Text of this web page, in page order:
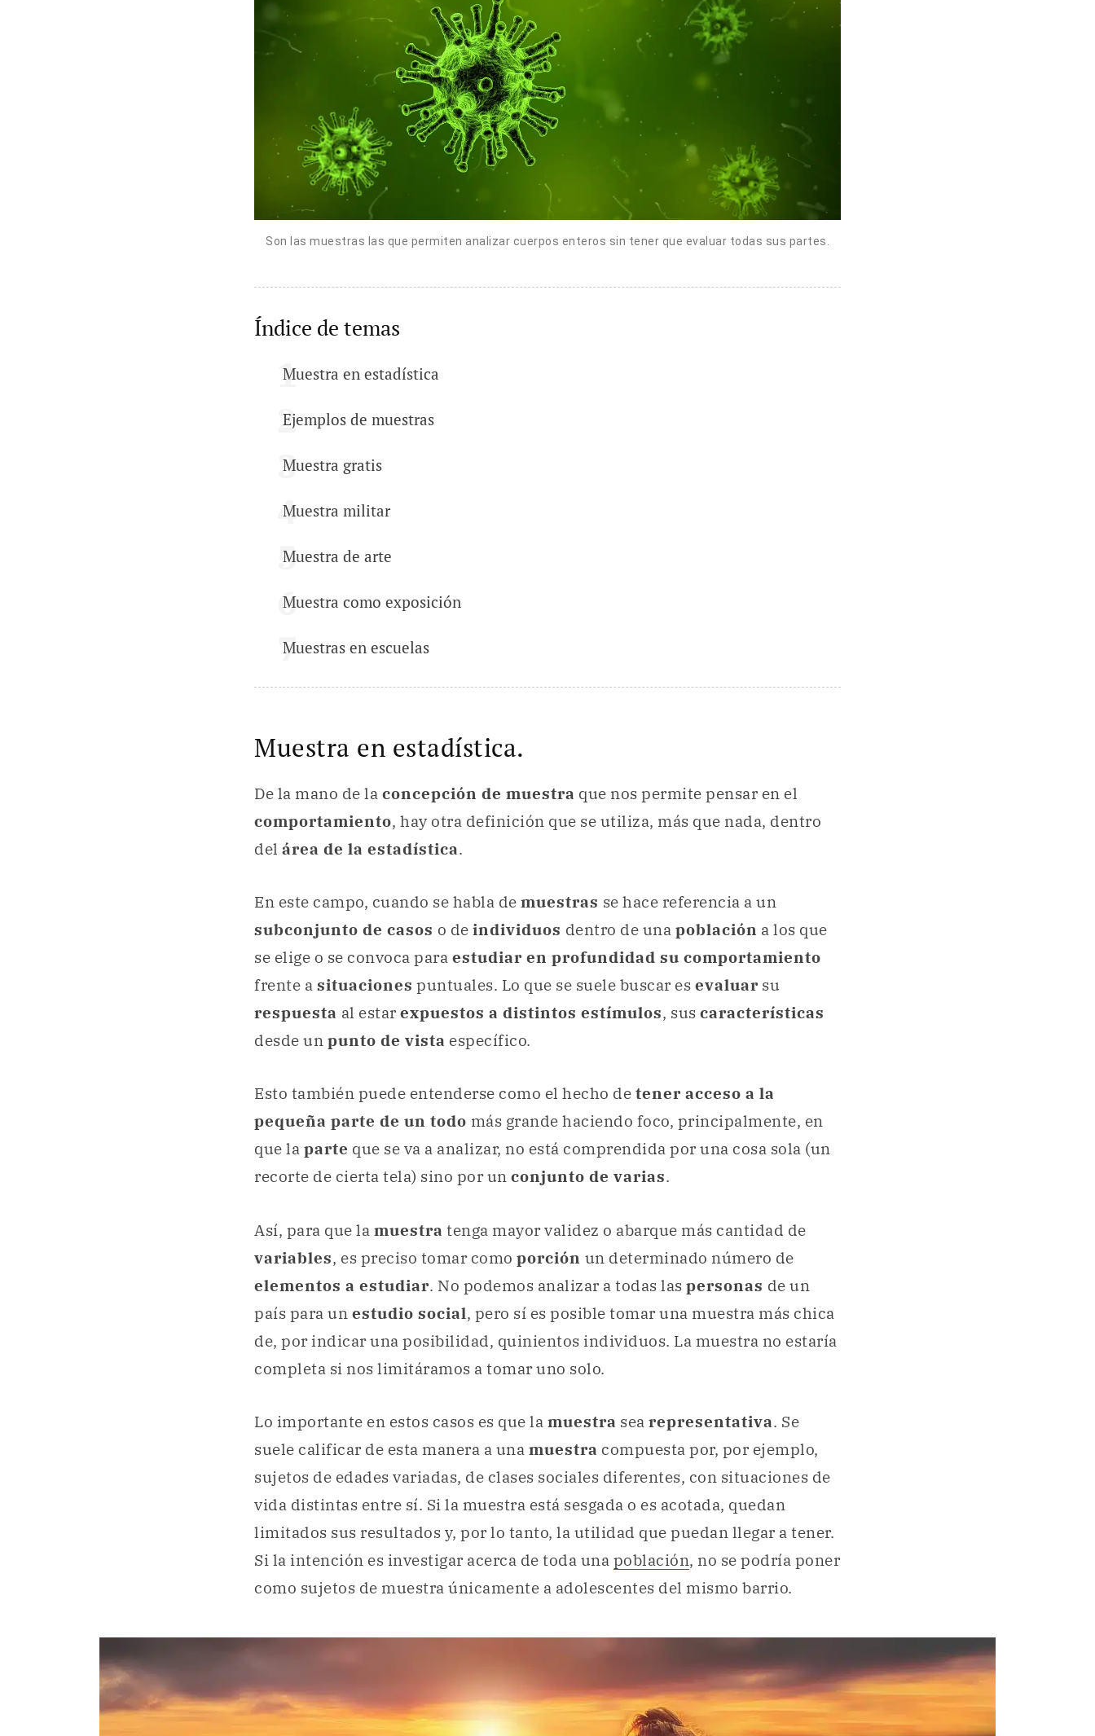
Son las muestras las que permiten analizar cuerpos enteros sin tener que evaluar todas sus partes.
Índice de temas
Muestra en estadística
Ejemplos de muestras
Muestra gratis
Muestra militar
Muestra de arte
Muestra como exposición
Muestras en escuelas
Muestra en estadística.
De la mano de la concepción de muestra que nos permite pensar en el
comportamiento, hay otra definición que se utiliza, más que nada, dentro
del área de la estadística.
En este campo, cuando se habla de muestras se hace referencia a un
subconjunto de casos o de individuos dentro de una población a los que
se elige o se convoca para estudiar en profundidad su comportamiento
frente a situaciones puntuales. Lo que se suele buscar es evaluar su
respuesta al estarexpuestos a distintos estímulos, sus características
desde un punto de vista específico.
Esto también puede entenderse como el hecho de tener acceso a la
pequeña parte de un todo más grande haciendo foco, principalmente, en
que la parte que se va a analizar, no está comprendida por una cosa sola (un
recorte de cierta tela) sino por un conjunto de varias.
Así, para que la muestra tenga mayor validez o abarque más cantidad de
variables, es preciso tomar como porción un determinado número de
elementos a estudiar. No podemos analizar a todas las personas de un
país para un estudio social, pero sí es posible tomar una muestra más chica
de, por indicar una posibilidad, quinientos individuos. La muestra no estaría
completa si nos limitáramos a tomar uno solo.
Lo importante en estos casos es que la muestra sea representativa. Se
suele calificar de esta manera a una muestra compuesta por, por ejemplo,
sujetos de edades variadas, de clases sociales diferentes, con situaciones de
vida distintas entre sí. Si la muestra está sesgada o es acotada, quedan
limitados sus resultados y, por lo tanto, la utilidad que puedan llegar a tener.
Si la intención es investigar acerca de toda una población, no se podría poner
como sujetos de muestra únicamente a adolescentes del mismo barrio.